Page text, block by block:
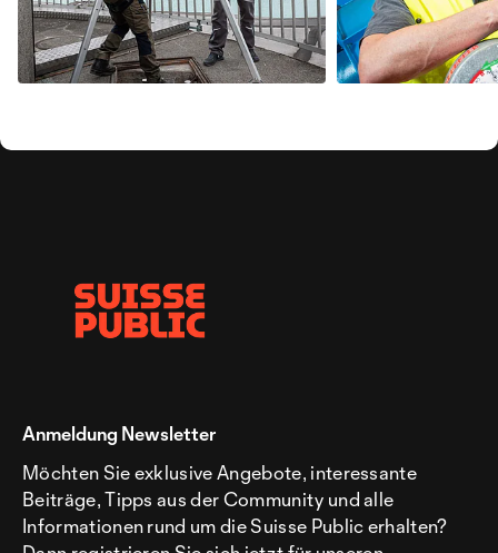
Anmeldung Newsletter
Möchten Sie exklusive Angebote, interessante
Beiträge, Tipps aus der Community und alle
Informationen rund um die Suisse Public erhalten?